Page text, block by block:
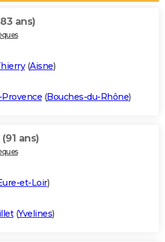
ans)
(Aisne)
Provence (Bouches-du-Rhône)
(91 ans)
et-Loir)
(Yvelines)